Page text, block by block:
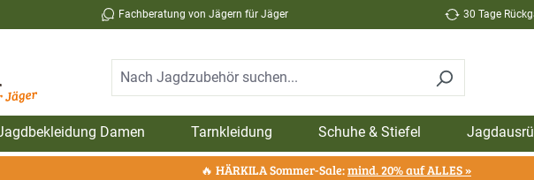
Fachberatung von Jägern für Jäger 30 Tage
Damen Tarnkleidung Schuhe & Stiefel
🔥 HÄRKILA Sommer-Sale:mind. 20% auf ALLES »